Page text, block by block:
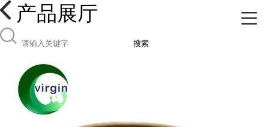
产品展厅
搜索